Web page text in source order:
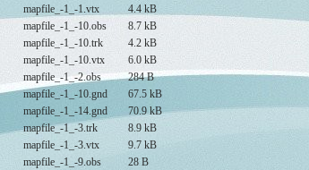
mapfile_-1_-1.vtx
4.4 kB
mapfile_-1_-10.obs
8.7 kB
mapfile_-1_-10.trk
4.2 kB
mapfile_-1_-10.vtx
6.0 kB
mapfile_-1_-2.obs
284 B
mapfile_-1_-10.gnd
67.5 kB
mapfile_-1_-14.gnd
70.9 kB
mapfile_-1_-3.trk
8.9 kB
mapfile_-1_-3.vtx
9.7 kB
mapfile_-1_-9.obs
28 B